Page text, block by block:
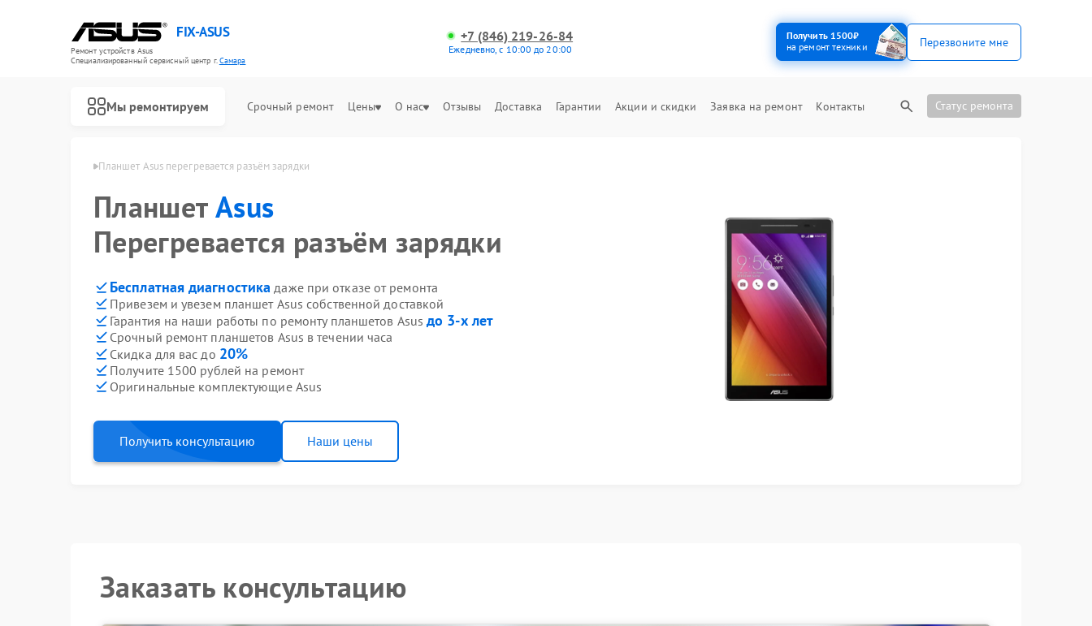
FIX-ASUS
Ремонт устройств Asus
Специализированный cервисный центр г.Самара
+7 (846) 219-26-84
Ежедневно, с 10:00 до 20:00
Получить 1500₽
на ремонт техники
Перезвоните мне
Мы ремонтируем Срочный ремонт Цены О нас Отзывы Доставка Гарантии Акции и скидки Заявка на ремонт Контакты Статус ремонта
Планшет Asus перегревается разъём зарядки
ПланшетAsus
Перегревается разъём зарядки
Бесплатная диагностика даже при отказе от ремонта
Привезем и увезем планшет Asus собственной доставкой
Гарантия на наши работы по ремонту планшетов Asus до 3-х лет
Срочный ремонт планшетов Asus в течении часа
Скидка для вас до 20%
Получите 1500 рублей на ремонт
Оригинальные комплектующие Asus
Получить консультацию Наши цены
Заказать консультацию